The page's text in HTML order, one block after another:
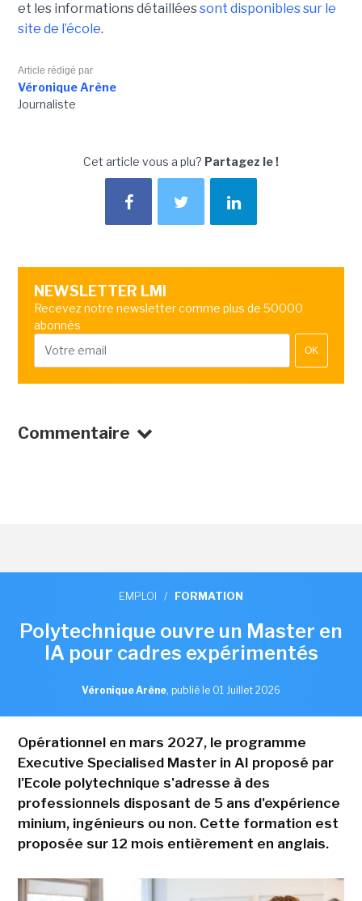
et les informations détailléessont disponibles sur le
site de l’école.
Article rédigé par
Véronique Arène
Journaliste
Cet article vous a plu? Partagez le !
NEWSLETTER LMI
Recevez notre newsletter comme plus de 50000
abonnés
OK
Commentaire
EMPLOI / FORMATION
Polytechnique ouvre un Master en
IA pour cadres expérimentés
Véronique Arène, publié le 01 Juillet 2026
Opérationnel en mars 2027, le programme
Executive Specialised Master in AI proposé par
l'Ecole polytechnique s'adresse à des
professionnels disposant de 5 ans d'expérience
minium, ingénieurs ou non. Cette formation est
proposée sur 12 mois entièrement en anglais.